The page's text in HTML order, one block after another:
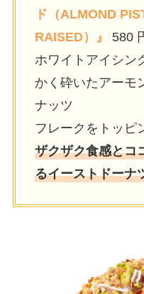
ド（ALMOND
RAISED）』 580
ホワイトアイシン
かく砕いたアーモ
ナッツ
フレークをトッピ
ザクザク食感とコ
るイーストドーナ